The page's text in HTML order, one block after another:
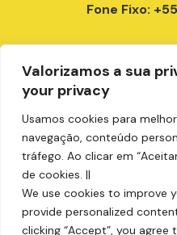
Valorizamos a sua
your privacy
Usamos cookies para
navegação, conteúdo
tráfego. Ao clicar em
de cookies. ||
We use cookies to improve
provide personalized
clicking “Accept”, you
Fone Fixo:
+55 (18)
+55 (19)
+55 (19)